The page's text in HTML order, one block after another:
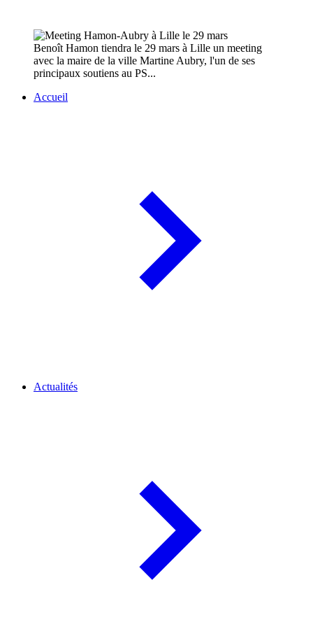
Benoît Hamon tiendra le 29 mars à Lille un meeting
avec la maire de la ville Martine Aubry, l'un de ses
principaux soutiens au PS...
Accueil
Actualités